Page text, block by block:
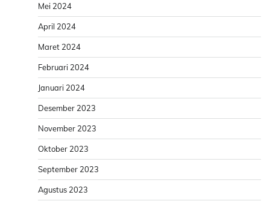
Mei 2024
April 2024
Maret 2024
Februari 2024
Januari 2024
Desember 2023
November 2023
Oktober 2023
September 2023
Agustus 2023